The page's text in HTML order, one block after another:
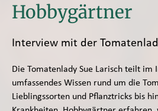
Hobbygärtner
Interview mit der
Die Tomatenlady Sue Larisch teilt
umfassendes Wissen rund um die
Lieblingssorten und Pflanztricks bis